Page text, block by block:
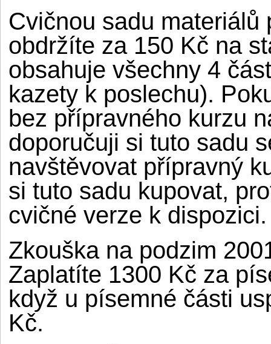
Cvičnou sadu
obdržíte za 150 Kč na
obsahuje všechny 4
kazety k poslechu).
bez přípravného kurzu
doporučuji si tuto sadu
navštěvovat přípravný
si tuto sadu kupovat,
cvičné verze k dispozici.
Zkouška na podzim
Zaplatíte 1300 Kč za
když u písemné části
Kč.